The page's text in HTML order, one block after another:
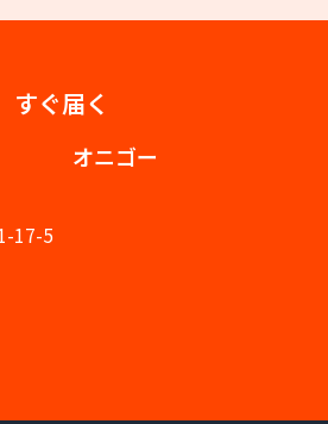
すぐ届く
オニゴー
17-5